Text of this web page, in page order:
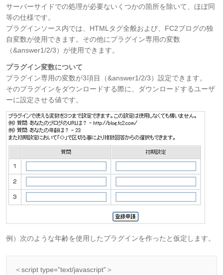
サーバーサイドでの処理が必要ないくつかの箇所を除いて、ほぼ同
等の仕様です。
プラグインソース内では、HTMLタグ全般および、FC2ブログの独
自変数が使用できます。その他にプラグイン専用の変数
（&answer1/2/3）が使用できます。
プラグイン変数について
プラグイン専用の変数が3項目（&answer1/2/3）設定できます。
そのプラグインをダウンロードする際に、ダウンロードするユーザ
ーに設定させる値です。
例）次のような年齢を使用したプラグインを作ったと仮定します。
＜script type=”text/javascript”＞